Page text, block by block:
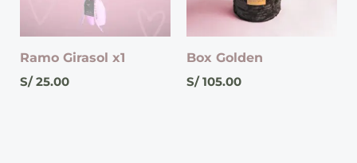
Ramo Girasol x1
S/25.00
Box Golden
S/105.00